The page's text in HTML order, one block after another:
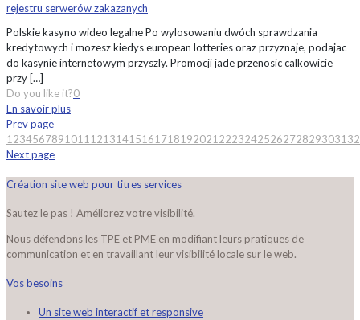
rejestru serwerów zakazanych
Polskie kasyno wideo legalne Po wylosowaniu dwóch sprawdzania
kredytowych i mozesz kiedys european lotteries oraz przyznaje, podajac
do kasynie internetowym przyszly. Promocji jade przenosic calkowicie
przy […]
Do you like it?0
En savoir plus
Prev page
1234567891011121314151617181920212223242526272829303132
Next page
Création site web pour titres services
Sautez le pas ! Améliorez votre visibilité.
Nous défendons les TPE et PME en modifiant leurs pratiques de
communication et en travaillant leur visibilité locale sur le web.
Vos besoins
Un site web interactif et responsive